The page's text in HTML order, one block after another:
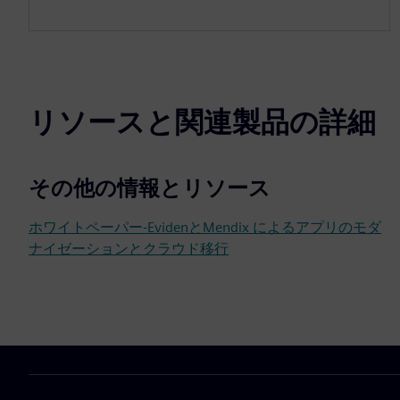
リソースと関連製品の詳細
その他の情報とリソース
ホワイトペーパー-EvidenとMendix によるアプリのモダ
ナイゼーションとクラウド移行